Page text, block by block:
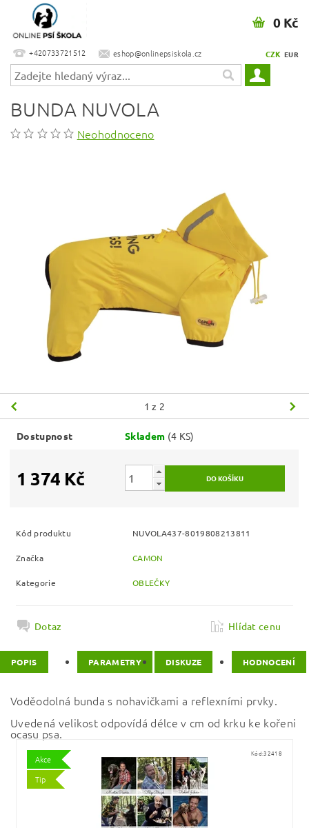
+420733721512 eshop@onlinepsiskola.cz CZK EUR
0 Kč
BUNDA NUVOLA
Neohodnoceno
1 z 2
Dostupnost Skladem (4 KS)
1 374 Kč
Kód produktu NUVOLA437-8019808213811
Značka CAMON
Kategorie OBLEČKY
Dotaz Hlídat cenu
POPIS PARAMETRY DISKUZE HODNOCENÍ
Voděodolná bunda s nohavičkami a reflexními prvky.
Uvedená velikost odpovídá délce v cm od krku ke kořeni
ocasu psa.
Akce
Tip
Kód:32418